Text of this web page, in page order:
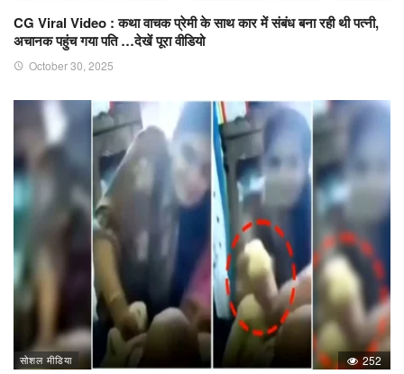
CG Viral Video : कथा वाचक प्रेमी के साथ कार में संबंध बना रही थी पत्नी,
अचानक पहुंच गया पति …देखें पूरा वीडियो
October 30, 2025
सोशल मीडिया 252